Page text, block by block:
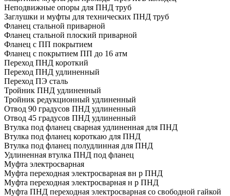
Неподвижные опоры для ПНД труб
Заглушки и муфты для технических ПНД труб
Фланец стальной приварной
Фланец стальной плоский приварной
Фланец с ПП покрытием
Фланец с покрытием ПП до 16 атм
Переход ПНД короткий
Переход ПНД удлиненный
Переход ПЭ сталь
Тройник ПНД удлиненный
Тройник редукционный удлиненный
Отвод 90 градусов ПНД удлиненный
Отвод 45 градусов ПНД удлиненный
Втулка под фланец сварная удлиненная для ПНД
Втулка под фланец короткаю для ПНД
Втулка под фланец полудлинная для ПНД
Удлиненная втулка ПНД под фланец
Муфта электросварная
Муфта переходная электросварная вн р ПНД
Муфта переходная электросварная н р ПНД
Муфта ПНД переходная электросварная со свободной гайкой